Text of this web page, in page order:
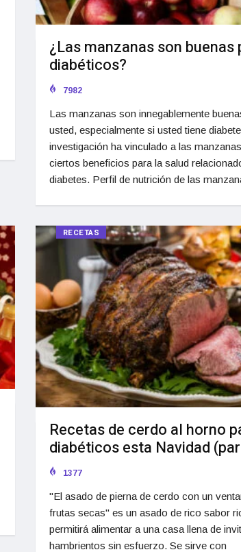
¿Las manzanas son buenas
diabéticos?
7982
Las manzanas son innegablemente
usted, especialmente si usted tiene
investigación ha vinculado a las
ciertos beneficios para la salud
diabetes. Perfil de nutrición de las
RECETAS
Recetas de cerdo al horno
diabéticos esta Navidad
1377
"El asado de pierna de cerdo con un
frutas secas" es un asado de rico sabor
permitirá alimentar a una casa llena de
hambrientos sin esfuerzo. Se sirve con